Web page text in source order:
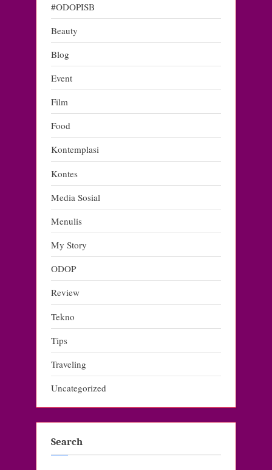
#ODOPISB
Beauty
Blog
Event
Film
Food
Kontemplasi
Kontes
Media Sosial
Menulis
My Story
ODOP
Review
Tekno
Tips
Traveling
Uncategorized
Search